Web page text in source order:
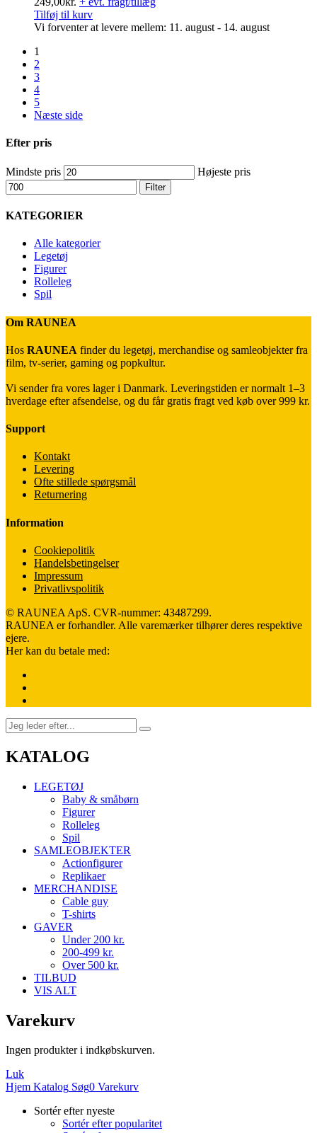
Tilføj til kurv
Vi forventer at levere mellem: 11. august - 14. august
1
2
3
4
5
Næste side
Efter pris
Mindste pris Højeste pris
Filter
KATEGORIER
Alle kategorier
Legetøj
Figurer
Rolleleg
Spil
Om RAUNEA
Hos RAUNEA finder du legetøj, merchandise og samleobjekter fra
film, tv-serier, gaming og popkultur.
Vi sender fra vores lager i Danmark. Leveringstiden er normalt 1–3
hverdage efter afsendelse, og du får gratis fragt ved køb over 999 kr.
Support
Kontakt
Levering
Ofte stillede spørgsmål
Returnering
Information
Cookiepolitik
Handelsbetingelser
Impressum
Privatlivspolitik
© RAUNEA ApS. CVR-nummer: 43487299.
RAUNEA er forhandler. Alle varemærker tilhører deres respektive
ejere.
Her kan du betale med:
KATALOG
LEGETØJ
Baby & småbørn
Figurer
Rolleleg
Spil
SAMLEOBJEKTER
Actionfigurer
Replikaer
MERCHANDISE
Cable guy
T-shirts
GAVER
Under 200 kr.
200-499 kr.
Over 500 kr.
TILBUD
VIS ALT
Varekurv
Ingen produkter i indkøbskurven.
Luk
Hjem Katalog Søg0 Varekurv
Sortér efter nyeste
Sortér efter popularitet